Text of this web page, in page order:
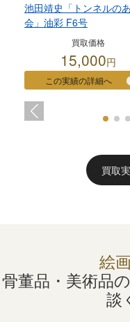
池田靖史「トンネルの
会」油彩 F6号
買取価格
15,000円
この実績の詳細へ
買取
絵画
骨董品・美術品
談